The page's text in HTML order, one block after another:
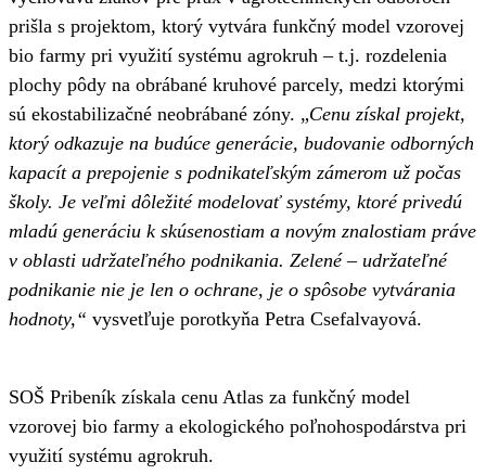
prišla s projektom, ktorý vytvára funkčný model vzorovej
bio farmy pri využití systému agrokruh – t.j. rozdelenia
plochy pôdy na obrábané kruhové parcely, medzi ktorými
sú ekostabilizačné neobrábané zóny. „Cenu získal projekt,
ktorý odkazuje na budúce generácie, budovanie odborných
kapacít a prepojenie s podnikateľským zámerom už počas
školy. Je veľmi dôležité modelovať systémy, ktoré privedú
mladú generáciu k skúsenostiam a novým znalostiam práve
v oblasti udržateľného podnikania. Zelené – udržateľné
podnikanie nie je len o ochrane, je o spôsobe vytvárania
hodnoty,“ vysvetľuje porotkyňa Petra Csefalvayová.
SOŠ Pribeník získala cenu Atlas za funkčný model
vzorovej bio farmy a ekologického poľnohospodárstva pri
využití systému agrokruh.